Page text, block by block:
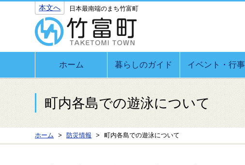
本文へ 日本最南端のまち竹富町
ホーム 暮らしのガイド イベント・行事
町内各島での遊泳について
ホーム 防災情報 町内各島での遊泳について